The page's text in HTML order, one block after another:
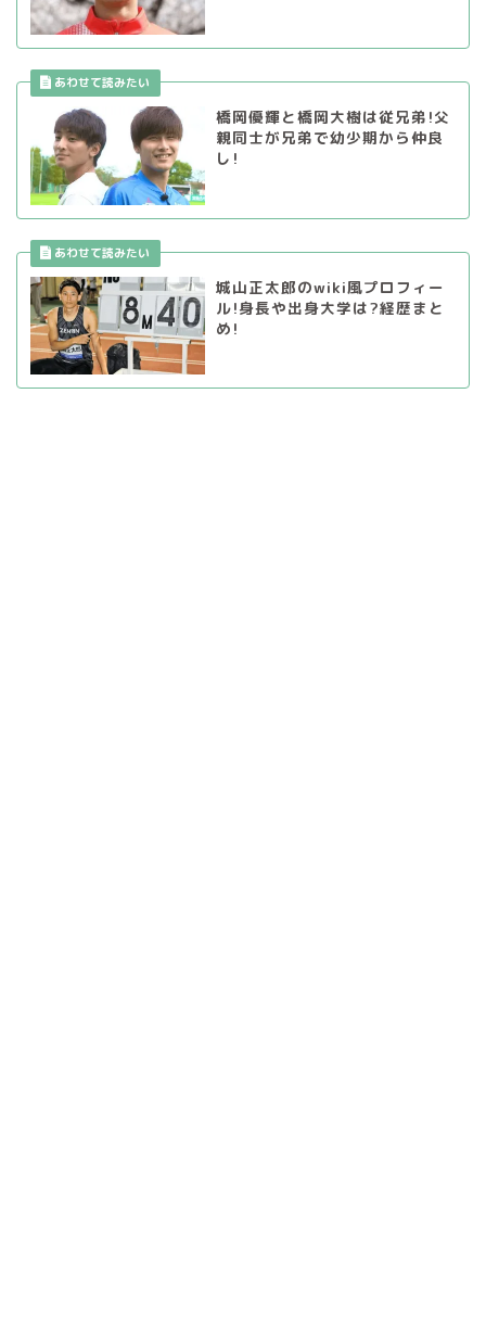
橋岡優輝と橋岡大樹は従兄弟!父
親同士が兄弟で幼少期から仲良
し!
城山正太郎のwiki風プロフィー
ル!身長や出身大学は?経歴まと
め!